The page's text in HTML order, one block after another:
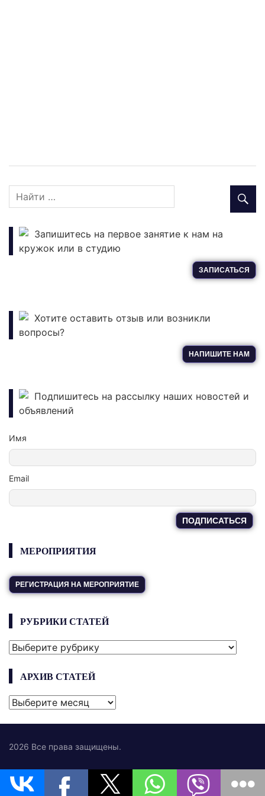
Запишитесь на первое занятие к нам на
кружок или в студию
ЗАПИСАТЬСЯ
Хотите оставить отзыв или возникли
вопросы?
НАПИШИТЕ НАМ
Подпишитесь на рассылку наших новостей и
объявлений
Имя
Email
МЕРОПРИЯТИЯ
РЕГИСТРАЦИЯ НА МЕРОПРИЯТИЕ
РУБРИКИ СТАТЕЙ
РУБРИКИ
АРХИВ СТАТЕЙ
АРХИВ
2026 Все права защищены.